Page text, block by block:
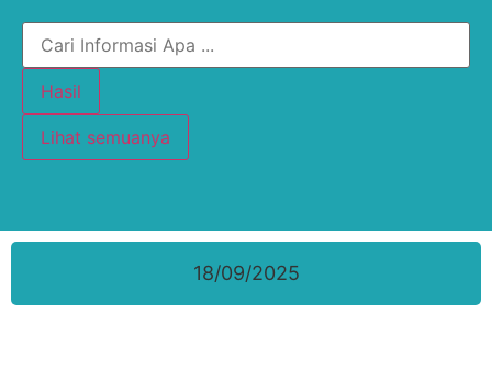
Hasil
Lihat semuanya
18/09/2025